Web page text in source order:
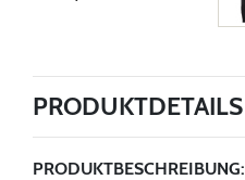
PRODUKTDETAILS
PRODUKTBESCHREIBUNG: